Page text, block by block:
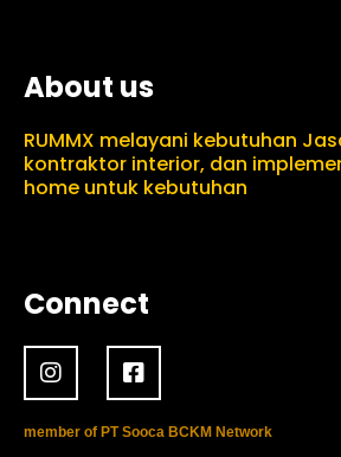
About us
RUMMX melayani kebutuhan
kontraktor interior, dan
home untuk kebutuhan
Connect
member of PT Sooca BCKM Network